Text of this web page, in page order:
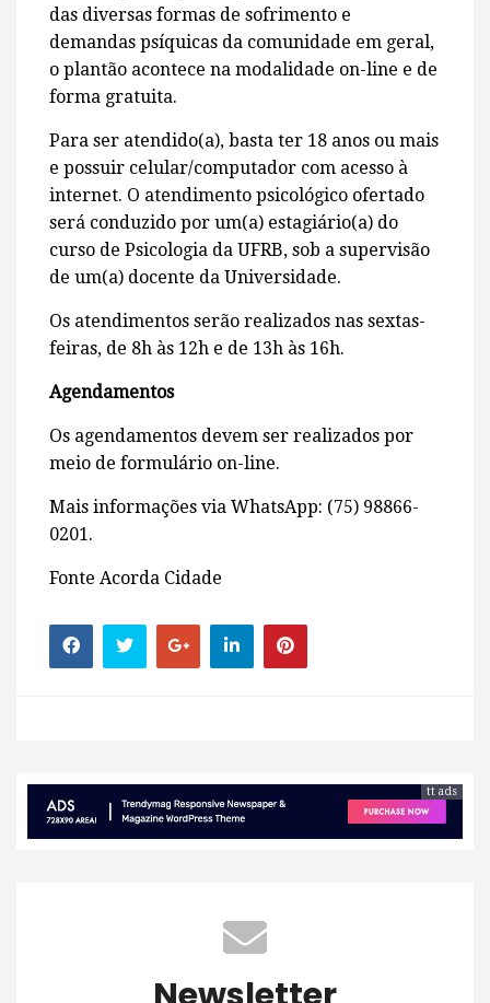
das diversas formas de sofrimento e
demandas psíquicas da comunidade em geral,
o plantão acontece na modalidade on-line e de
forma gratuita.
Para ser atendido(a), basta ter 18 anos ou mais
e possuir celular/computador com acesso à
internet. O atendimento psicológico ofertado
será conduzido por um(a) estagiário(a) do
curso de Psicologia da UFRB, sob a supervisão
de um(a) docente da Universidade.
Os atendimentos serão realizados nas sextas-
feiras, de 8h às 12h e de 13h às 16h.
Agendamentos
Os agendamentos devem ser realizados por
meio de formulário on-line.
Mais informações via WhatsApp: (75) 98866-
0201.
Fonte Acorda Cidade
tt ads